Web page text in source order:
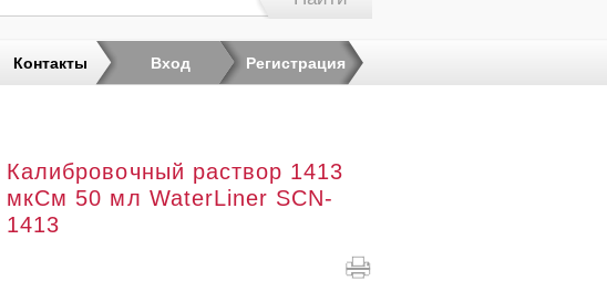
Контакты Вход Регистрация
Калибровочный раствор 1413
мкСм 50 мл WaterLiner SCN-
1413